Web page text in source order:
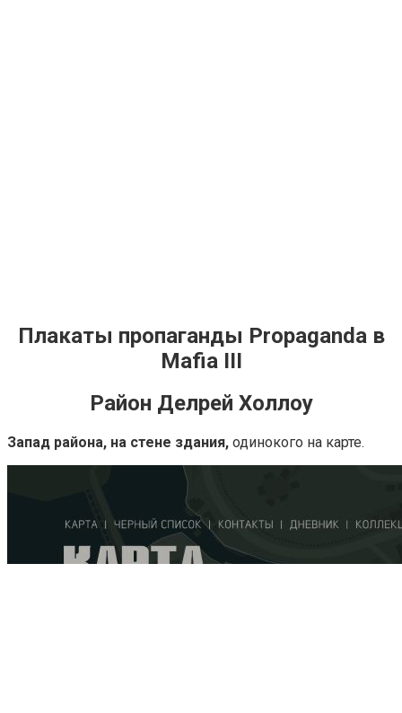
Плакаты пропаганды Propaganda в
Mafia III
Район Делрей Холлоу
Запад района, на стене здания, одинокого на карте.